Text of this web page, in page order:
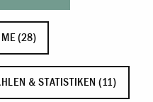
(28)
& STATISTIKEN (11)